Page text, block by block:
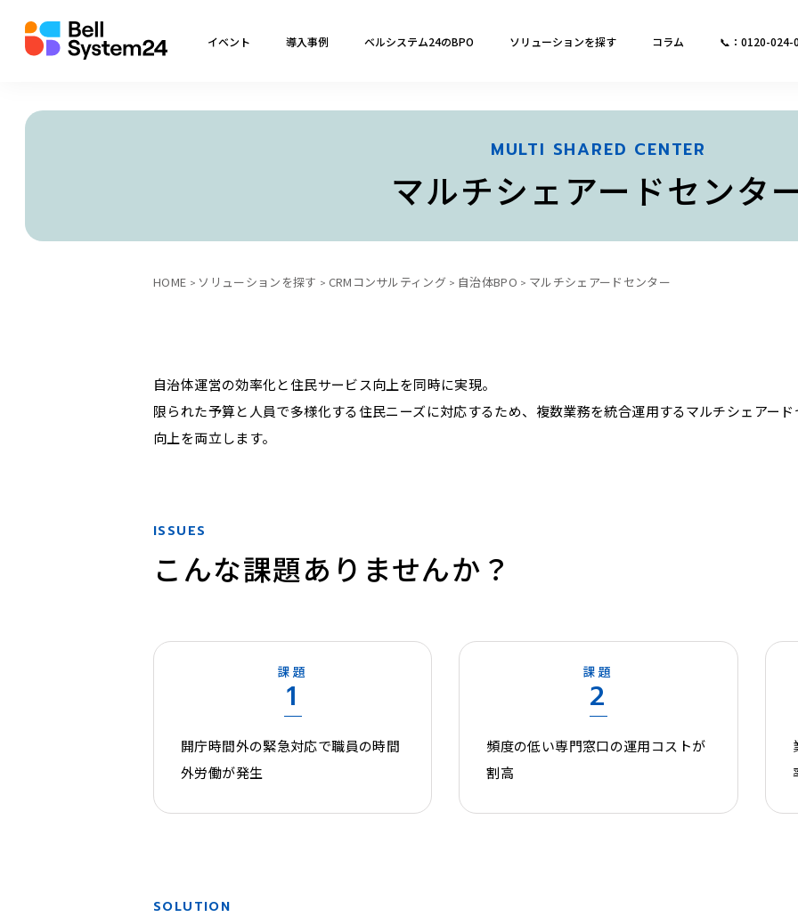
イベント 導入事例 ベルシステム24のBPO ソリューションを探す コラム 📞：0120-024-
MULTI SHARED CENTER
マルチシェアードセンタ
HOME ソリューションを探す CRMコンサルティング 自治体BPO マルチシェアードセンター
自治体運営の効率化と住民サービス向上を同時に実現。
限られた予算と人員で多様化する住民ニーズに対応するため、複数業務を統合運用するマルチシェアー
向上を両立します。
ISSUES
こんな課題ありませんか？
課題
1
開庁時間外の緊急対応で職員の時間
外労働が発生
課題
2
頻度の低い専門窓口の運用コストが
割高
SOLUTION